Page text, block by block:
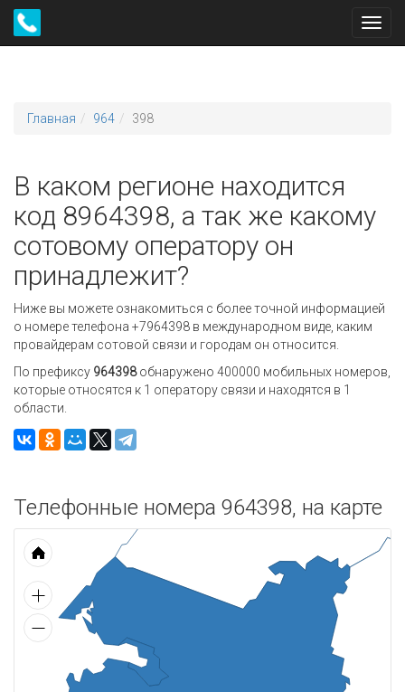
Главная 964 398
В каком регионе находится
код 8964398, а так же какому
сотовому оператору он
принадлежит?
Ниже вы можете ознакомиться с более точной информацией
о номере телефона +7964398 в международном виде, каким
провайдерам сотовой связи и городам он относится.
По префиксу 964398обнаружено 400000 мобильных номеров,
которые относятся к 1 оператору связи и находятся в 1
области.
Телефонные номера 964398, на карте